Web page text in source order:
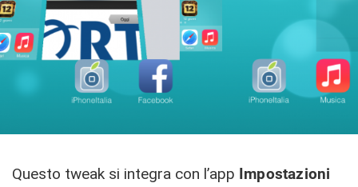
Questo tweak si integra con l’app Impostazioni